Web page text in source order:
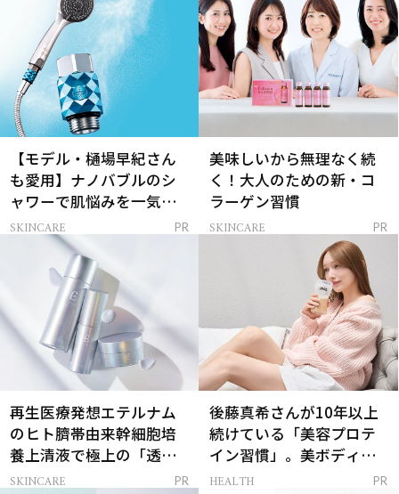
【モデル・樋場早紀さん
も愛用】ナノバブルのシ
ャワーで肌悩みを一気に
解決
SKINCARE PR
美味しいから無理なく続
く！大人のための新・コ
ラーゲン習慣
SKINCARE PR
再生医療発想エテルナム
のヒト臍帯由来幹細胞培
養上清液で極上の「透明
感ハリ肌」へ
SKINCARE PR
後藤真希さんが10年以上
続けている「美容プロテ
イン習慣」。美ボディを
支える朝ルーティンと
HEALTH PR